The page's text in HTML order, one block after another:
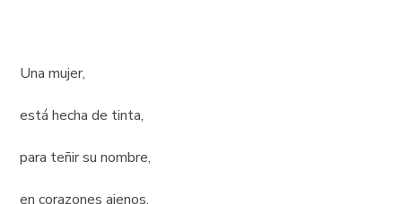
Una mujer,
está hecha de tinta,
para teñir su nombre,
en corazones ajenos,